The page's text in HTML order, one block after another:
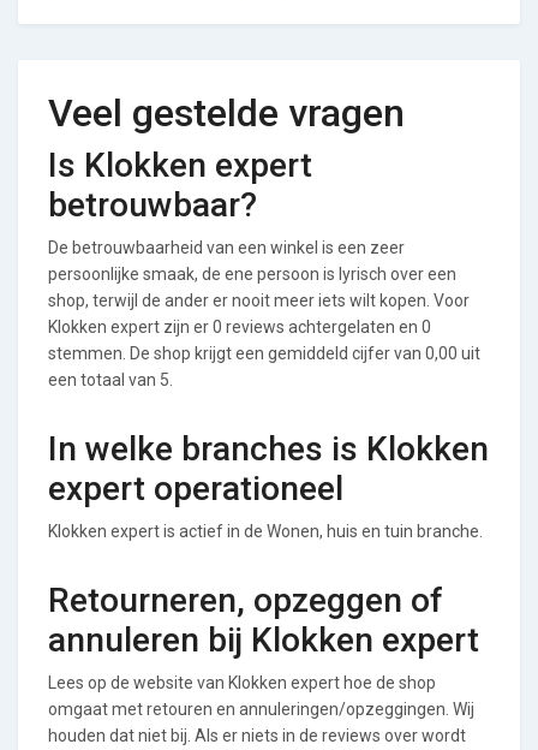
Veel gestelde vragen
Is Klokken expert
betrouwbaar?
De betrouwbaarheid van een winkel is een zeer
persoonlijke smaak, de ene persoon is lyrisch over een
shop, terwijl de ander er nooit meer iets wilt kopen. Voor
Klokken expert zijn er 0 reviews achtergelaten en 0
stemmen. De shop krijgt een gemiddeld cijfer van 0,00 uit
een totaal van 5.
In welke branches is Klokken
expert operationeel
Klokken expert is actief in de Wonen, huis en tuin branche.
Retourneren, opzeggen of
annuleren bij Klokken expert
Lees op de website van Klokken expert hoe de shop
omgaat met retouren en annuleringen/opzeggingen. Wij
houden dat niet bij. Als er niets in de reviews over wordt